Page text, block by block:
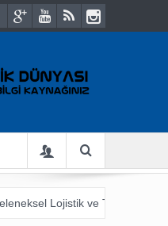
Lojistik ve Ticaret